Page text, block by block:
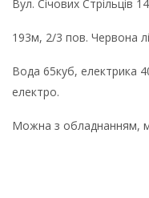
Вул. Січових Стрільців
193м, 2/3 пов. Червона
Вода 65куб, електрика
електро.
Можна з обладнанням,